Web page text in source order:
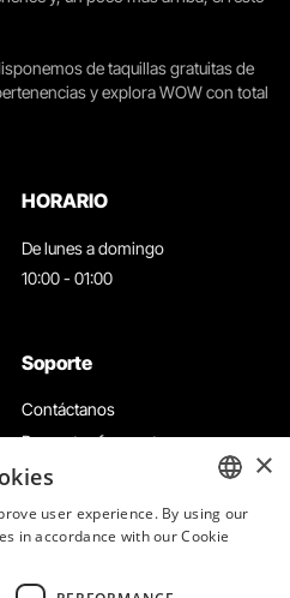
de taquillas gratuitas de
y explora WOW con total
HORARIO
De lunes a domingo
10:00 - 01:00
Soporte
Contáctanos
Preguntas frecuentes
Términos y condiciones
Política de privacidad y cookies
Trabaja con nosotrosENGLISH
×
user experience. By using our
in accordance with our Cookie